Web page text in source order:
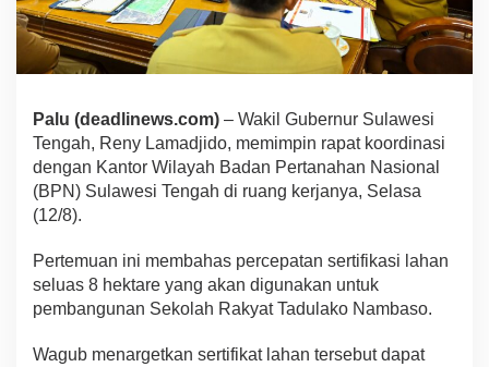
Palu (deadlinews.com) – Wakil Gubernur Sulawesi
Tengah, Reny Lamadjido, memimpin rapat koordinasi
dengan Kantor Wilayah Badan Pertanahan Nasional
(BPN) Sulawesi Tengah di ruang kerjanya, Selasa
(12/8).
Pertemuan ini membahas percepatan sertifikasi lahan
seluas 8 hektare yang akan digunakan untuk
pembangunan Sekolah Rakyat Tadulako Nambaso.
Wagub menargetkan sertifikat lahan tersebut dapat